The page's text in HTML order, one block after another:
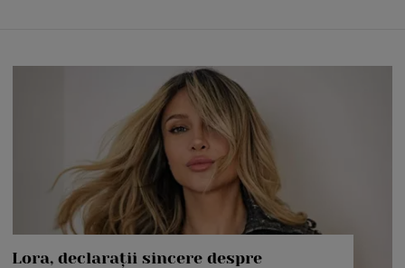
Lora, declarații sincere despre